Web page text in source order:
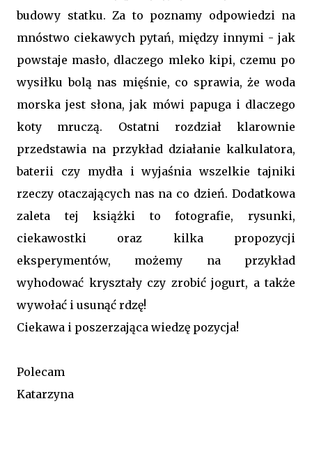
budowy statku. Za to poznamy odpowiedzi na
mnóstwo ciekawych pytań, między innymi - jak
powstaje masło, dlaczego mleko kipi, czemu po
wysiłku bolą nas mięśnie, co sprawia, że woda
morska jest słona, jak mówi papuga i dlaczego
koty mruczą. Ostatni rozdział klarownie
przedstawia na przykład działanie kalkulatora,
baterii czy mydła i wyjaśnia wszelkie tajniki
rzeczy otaczających nas na co dzień. Dodatkowa
zaleta tej książki to fotografie, rysunki,
ciekawostki oraz kilka propozycji
eksperymentów, możemy na przykład
wyhodować kryształy czy zrobić jogurt, a także
wywołać i usunąć rdzę!
Ciekawa i poszerzająca wiedzę pozycja!
Polecam
Katarzyna